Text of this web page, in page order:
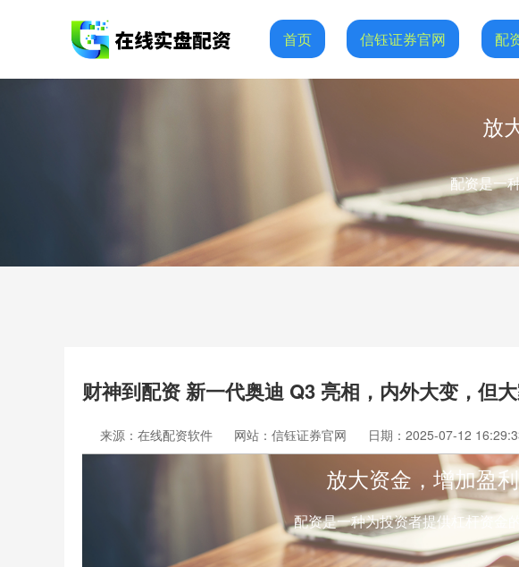
首页 信钰证券官网 配
放
配资是一
财神到配资 新一代奥迪 Q3 亮相，内外大变，但
来源：在线配资软件 网站：信钰证券官网 日期：2025-07-12
放大资金，增加盈
配资是一种为投资者提供杠杆资金